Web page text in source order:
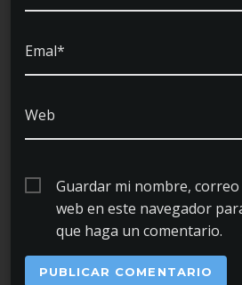
Emal*
Web
Guardar mi nombre,
web en este navegador
que haga un comentario.